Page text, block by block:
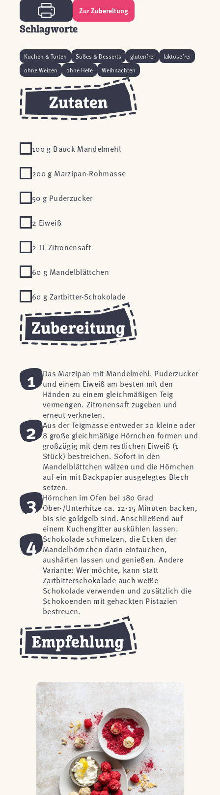
Zur Zubereitung
Schlagworte
Kuchen & Torten Süßes & Desserts glutenfrei
laktosefrei
ohne Weizen
ohne Hefe Weihnachten
100 g Bauck Mandelmehl
200 g Marzipan-Rohmasse
50 g Puderzucker
2 Eiweiß
2 TL Zitronensaft
60 g Mandelblättchen
60 g Zartbitter-Schokolade
1
Das Marzipan mit Mandelmehl, Puderzucker
und einem Eiweiß am besten mit den
Händen zu einem gleichmäßigen Teig
vermengen. Zitronensaft zugeben und
erneut verkneten.
2
Aus der Teigmasse entweder 20 kleine oder
8 große gleichmäßige Hörnchen formen und
großzügig mit dem restlichen Eiweiß (1
Stück) bestreichen. Sofort in den
Mandelblättchen wälzen und die Hörnchen
auf ein mit Backpapier ausgelegtes Blech
setzen.
3
Hörnchen im Ofen bei 180 Grad
Ober-/Unterhitze ca. 12-15 Minuten backen,
bis sie goldgelb sind. Anschließend auf
einem Kuchengitter auskühlen lassen.
4
Schokolade schmelzen, die Ecken der
Mandelhörnchen darin eintauchen,
aushärten lassen und genießen. Andere
Variante: Wer möchte, kann statt
Zartbitterschokolade auch weiße
Schokolade verwenden und zusätzlich die
Schokoenden mit gehackten Pistazien
bestreuen.